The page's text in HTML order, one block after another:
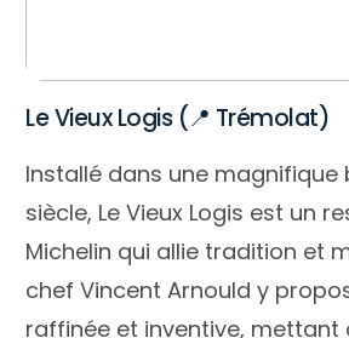
Le Vieux Logis (📍 Trémolat)
Installé dans une magnifique
siècle, Le Vieux Logis est un
Michelin qui allie tradition et
chef Vincent Arnould y
raffinée et inventive, mettant